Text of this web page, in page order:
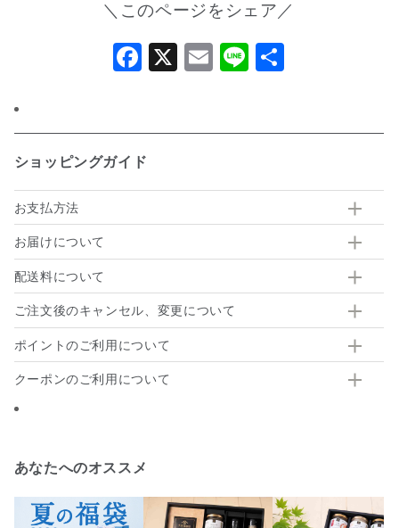
＼このページをシェア／
Facebook
X Email
Line
ショッピングガイド
お支払方法
お届けについて
配送料について
ご注文後のキャンセル、変更について
ポイントのご利用について
クーポンのご利用について
あなたへのオススメ